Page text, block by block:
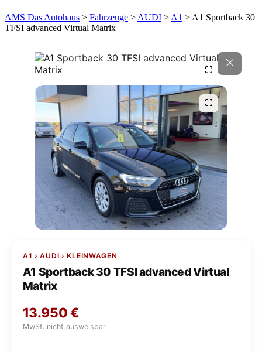
AMS Das Autohaus > Fahrzeuge > AUDI > A1 > A1 Sportback 30
TFSI advanced Virtual Matrix
A1 › AUDI › KLEINWAGEN
A1 Sportback 30 TFSI advanced Virtual
Matrix
13.950€
MwSt. nicht ausweisbar